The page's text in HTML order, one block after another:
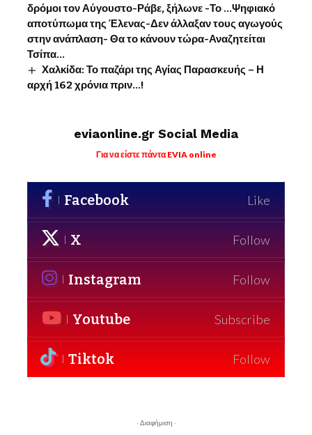
δρόμοι τον Αύγουστο-Ράβε, ξήλωνε -Το …Ψηφιακό
αποτύπωμα της Έλενας-Δεν άλλαξαν τους αγωγούς
στην ανάπλαση- Θα το κάνουν τώρα-Αναζητείται
Τσίπα…
Χαλκίδα: Το παζάρι της Αγίας Παρασκευής – Η
αρχή 162 χρόνια πριν…!
eviaonline.gr Social Media
Για να είστε πάντα EVIA online
Facebook Like
X Follow
Instagram Follow
Youtube Subscribe
Tiktok Follow
- Διαφήμιση -